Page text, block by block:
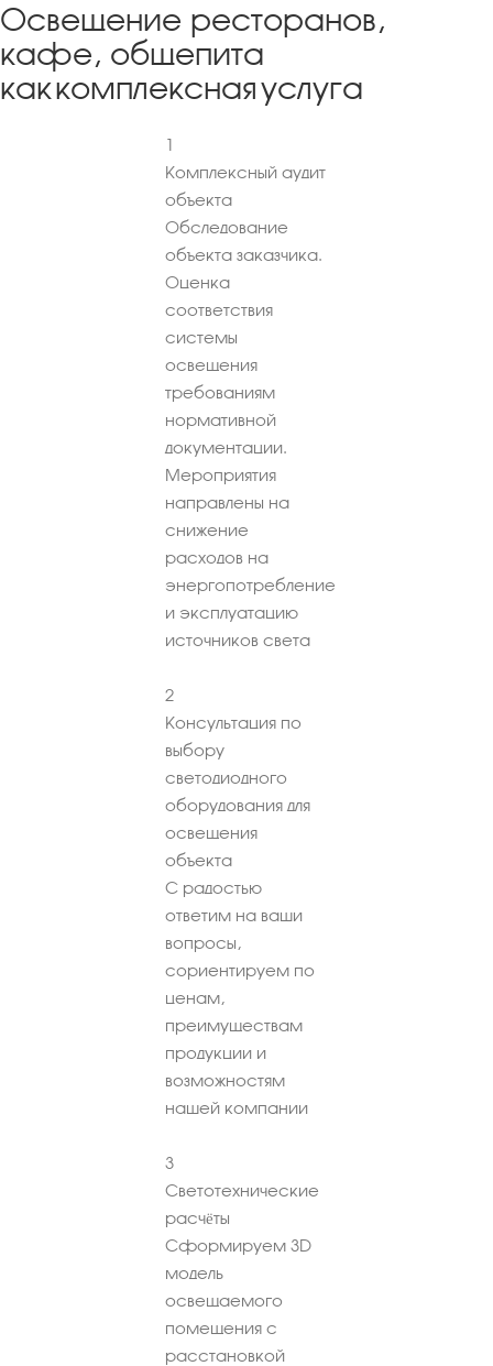
Освещение ресторанов,
кафе, общепита
как комплексная услуга
1
Комплексный аудит
объекта
Обследование
объекта заказчика.
Оценка
соответствия
системы
освещения
требованиям
нормативной
документации.
Мероприятия
направлены на
снижение
расходов на
энергопотребление
и эксплуатацию
источников света
2
Консультация по
выбору
светодиодного
оборудования для
освещения
объекта
С радостью
ответим на ваши
вопросы,
сориентируем по
ценам,
преимуществам
продукции и
возможностям
нашей компании
3
Светотехнические
расчёты
Сформируем 3D
модель
освещаемого
помещения с
расстановкой